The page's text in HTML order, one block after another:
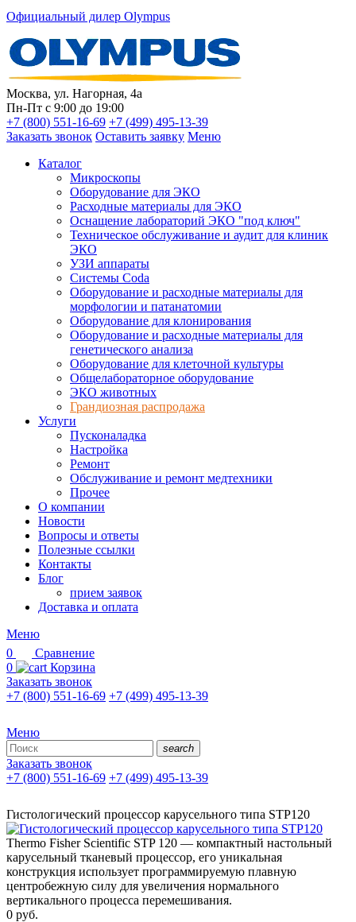
Официальный дилер Olympus
Москва, ул. Нагорная, 4а
Пн-Пт с 9:00 до 19:00
+7 (800) 551-16-69 +7 (499) 495-13-39
Заказать звонок Оставить заявку Меню
Каталог
Микроскопы
Оборудование для ЭКО
Расходные материалы для ЭКО
Оснащение лабораторий ЭКО "под ключ"
Техническое обслуживание и аудит для клиник
ЭКО
УЗИ аппараты
Системы Coda
Оборудование и расходные материалы для
морфологии и патанатомии
Оборудование для клонирования
Оборудование и расходные материалы для
генетического анализа
Оборудование для клеточной культуры
Общелабораторное оборудование
ЭКО животных
Грандиозная распродажа
Услуги
Пусконаладка
Настройка
Ремонт
Обслуживание и ремонт медтехники
Прочее
О компании
Новости
Вопросы и ответы
Полезные ссылки
Контакты
Блог
прием заявок
Доставка и оплата
Меню
0
Сравнение
0
Корзина
Заказать звонок
+7 (800) 551-16-69 +7 (499) 495-13-39
Меню
search
Заказать звонок
+7 (800) 551-16-69 +7 (499) 495-13-39
Гистологический процессор карусельного типа STP120
Thermo Fisher Scientific STP 120 — компактный настольный
карусельный тканевый процессор, его уникальная
конструкция использует программируемую плавную
центробежную силу для увеличения нормального
вертикального процесса перемешивания.
0 руб.